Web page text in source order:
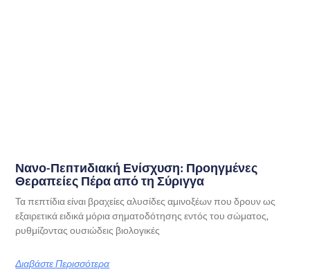
Νανο-Πεптиδιακή Ενίσχυση: Προηγμένες
Θεραπείες Πέρα από τη Σύριγγα
Τα πεπτίδια είναι βραχείες αλυσίδες αμινοξέων που δρουν ως
εξαιρετικά ειδικά μόρια σηματοδότησης εντός του σώματος,
ρυθμίζοντας ουσιώδεις βιολογικές
Διαβάστε Περισσότερα